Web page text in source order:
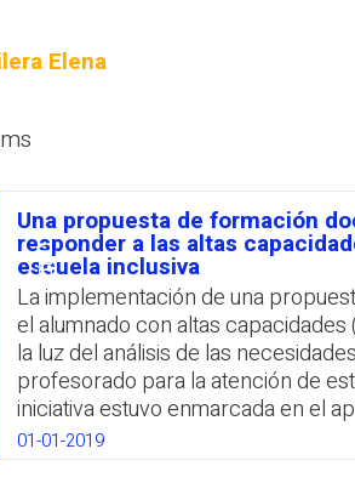
Elena
סיכום
Una propuesta de formación
responder a las altas
escuela inclusiva
La implementación de una
el alumnado con altas capacidades
la luz del análisis de las
profesorado para la atención de
iniciativa estuvo enmarcada en el
proyecto y sustentada en los
y Renzulli. Se evidenció que la
01-01-2019